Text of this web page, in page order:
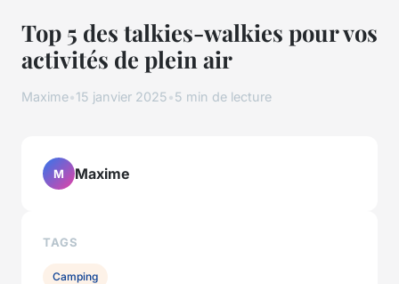
Top 5 des talkies-walkies pour vos
activités de plein air
Maxime•15 janvier 2025•5 min de lecture
M Maxime
TAGS
Camping